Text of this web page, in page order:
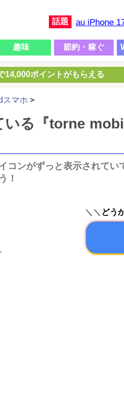
話題 au iPhone
趣味 節約・稼ぐ
14,000ポイントがもらえる
スマホ >
いる『torne
コンがずっと表示されてい
！
＼＼ どう